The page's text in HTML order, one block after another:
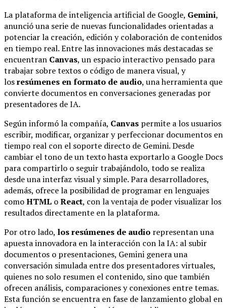
La plataforma de inteligencia artificial de Google, Gemini,
anunció una serie de nuevas funcionalidades orientadas a
potenciar la creación, edición y colaboración de contenidos
en tiempo real. Entre las innovaciones más destacadas se
encuentran Canvas, un espacio interactivo pensado para
trabajar sobre textos o código de manera visual, y
losresúmenes en formato de audio, una herramienta que
convierte documentos en conversaciones generadas por
presentadores de IA.
Según informó la compañía, Canvas permite a los usuarios
escribir, modificar, organizar y perfeccionar documentos en
tiempo real con el soporte directo de Gemini. Desde
cambiar el tono de un texto hasta exportarlo a Google Docs
para compartirlo o seguir trabajándolo, todo se realiza
desde una interfaz visual y simple. Para desarrolladores,
además, ofrece la posibilidad de programar en lenguajes
comoHTML oReact, con la ventaja de poder visualizar los
resultados directamente en la plataforma.
Por otro lado, los resúmenes de audio representan una
apuesta innovadora en la interacción con la IA: al subir
documentos o presentaciones, Gemini genera una
conversación simulada entre dos presentadores virtuales,
quienes no solo resumen el contenido, sino que también
ofrecen análisis, comparaciones y conexiones entre temas.
Esta función se encuentra en fase de lanzamiento global en